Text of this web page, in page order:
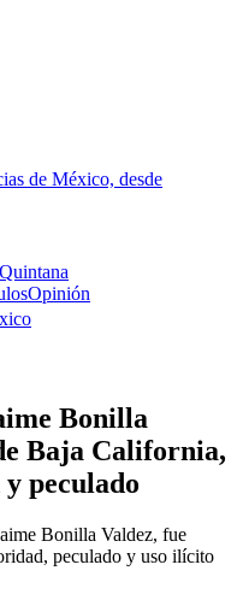
de México, desde
Quintana
Opinión
Bonilla
Baja California,
peculado
Bonilla Valdez, fue
peculado y uso ilícito